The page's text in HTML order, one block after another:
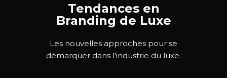
Tendances en
Branding de Luxe
Les nouvelles approches pour se
démarquer dans l'industrie du luxe.